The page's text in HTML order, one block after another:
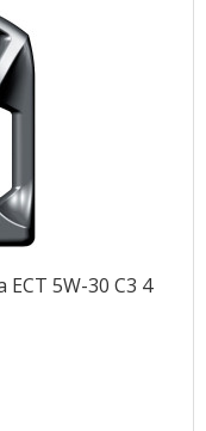
5W-30 C3 4